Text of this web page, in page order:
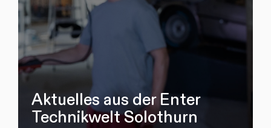
Aktuelles aus der Enter
Technikwelt Solothurn